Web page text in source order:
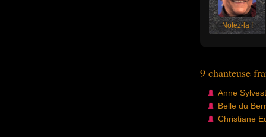
Notez-la !
9 chanteuse
Anne
Belle du
Christiane